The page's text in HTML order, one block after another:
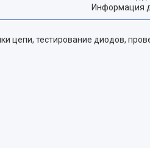
Информация
цепи, тестирование диодов,